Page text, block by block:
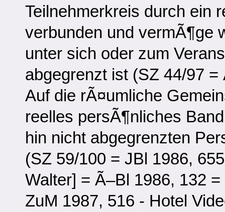
Teilnehmerkreis durch ein
verbunden und vermÃ¶ge
unter sich oder zum
abgegrenzt ist (SZ 44/97
Auf die rÃ¤umliche
reelles persÃ¶nliches
hin nicht abgegrenzten
(SZ 59/100 = JBl 1986,
Walter] = Ã–Bl 1986, 132
ZuM 1987, 516 - Hotel